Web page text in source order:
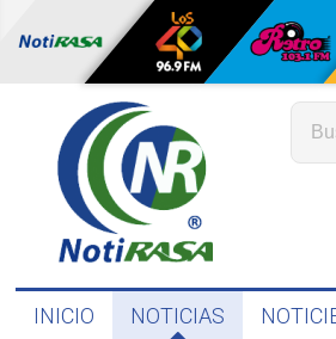
INICIO NOTICIAS